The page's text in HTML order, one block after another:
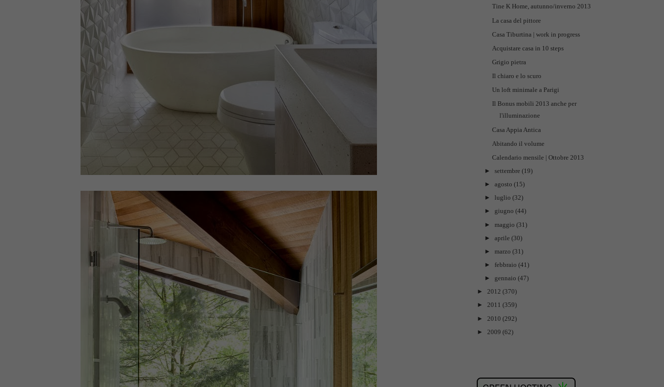
Tine K Home, autunno/inverno 2013
La casa del pittore
Casa Tiburtina | work in progress
Acquistare casa in 10 steps
Grigio pietra
Il chiaro e lo scuro
Un loft minimale a Parigi
Il Bonus mobili 2013 anche per
l'illuminazione
Casa Appia Antica
Abitando il volume
Calendario mensile | Ottobre 2013
► settembre (19)
► agosto (15)
► luglio (32)
► giugno (44)
► maggio (31)
► aprile (30)
► marzo (31)
► febbraio (41)
► gennaio (47)
► 2012 (370)
► 2011 (359)
► 2010 (292)
► 2009 (62)